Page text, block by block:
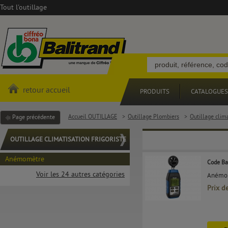
Tout l'outillage
retour accueil PRODUITS CATALOGUES
Page précédente Accueil OUTILLAGE > Outillage Plombiers > Outillage
OUTILLAGE CLIMATISATION FRIGORISTE
Anémomètre
Voir les 24 autres catégories
Code
Prix